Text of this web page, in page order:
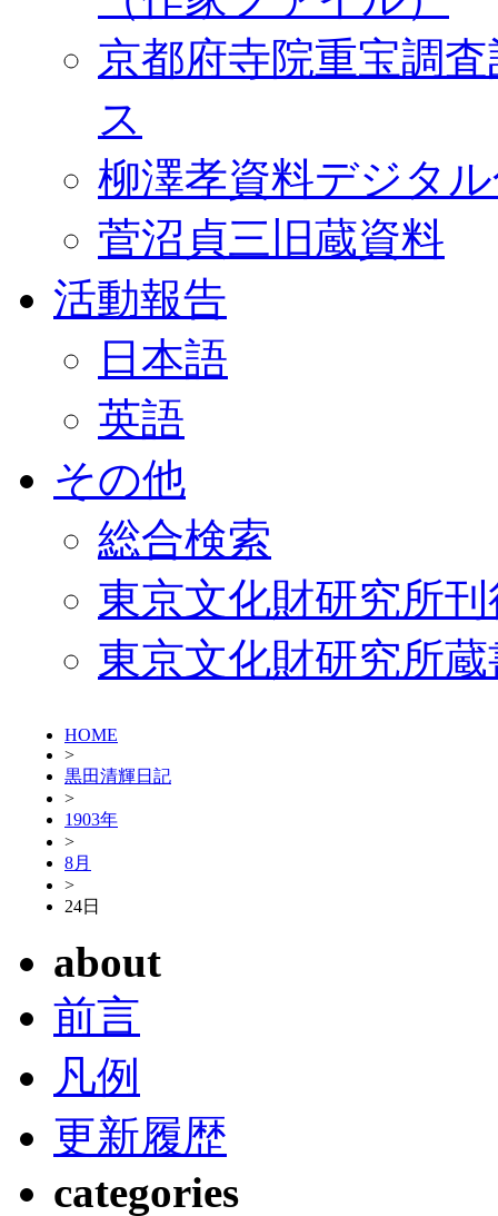
京都府寺院重宝調
ス
柳澤孝資料デジタ
菅沼貞三旧蔵資料
活動報告
日本語
英語
その他
総合検索
東京文化財研究所
東京文化財研究所
HOME
>
黒田清輝日記
>
1903年
>
8月
>
24日
about
前言
凡例
更新履歴
categories